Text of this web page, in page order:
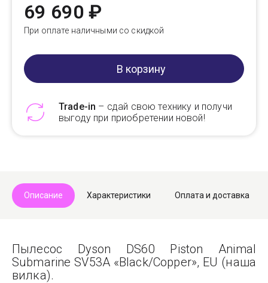
69 690 ₽
При оплате наличными со скидкой
В корзину
Trade-in – сдай свою технику и получи
выгоду при приобретении новой!
Описание Характеристики Оплата и доставка
Пылесос Dyson DS60 Piston Animal
Submarine SV53A «Black/Copper», EU (наша
вилка).